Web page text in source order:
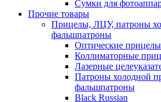
Сумки для
Прочие товары
Прицелы, ЛЦУ, патроны
фальшпатроны
Оптические прицелы
Коллиматорные
Лазерные
Патроны холодной
фальшпатроны
Black Russian